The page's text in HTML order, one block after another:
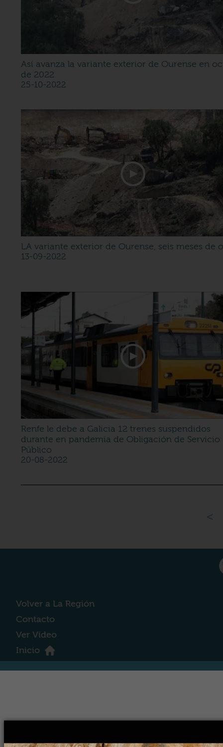
Así avanza la variante exterior de Ourense en
de 2022
25-10-2022
LA variante exterior de Ourense, seis meses de
13-09-2022
Renfe le debe a Galicia 12 trenes suspendidos
durante en pandemia de Obligación de Servicio
Público
20-08-2022
<
Volver a La Región
Contacto
Ver Vídeo
Inicio